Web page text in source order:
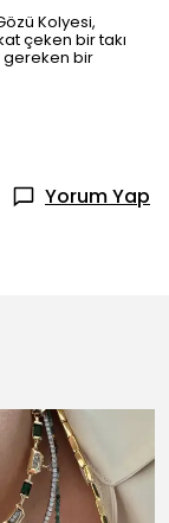
Kolyesi,
çeken bir takı
gereken bir
Yorum Yap